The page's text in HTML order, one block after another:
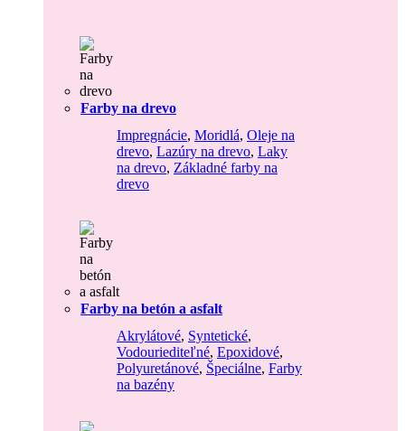
Farby na drevo
Impregnácie, Moridlá, Oleje na
drevo, Lazúry na drevo, Laky
na drevo, Základné farby na
drevo
Farby na betón a asfalt
Akrylátové, Syntetické,
Vodouriediteľné, Epoxidové,
Polyuretánové, Špeciálne, Farby
na bazény